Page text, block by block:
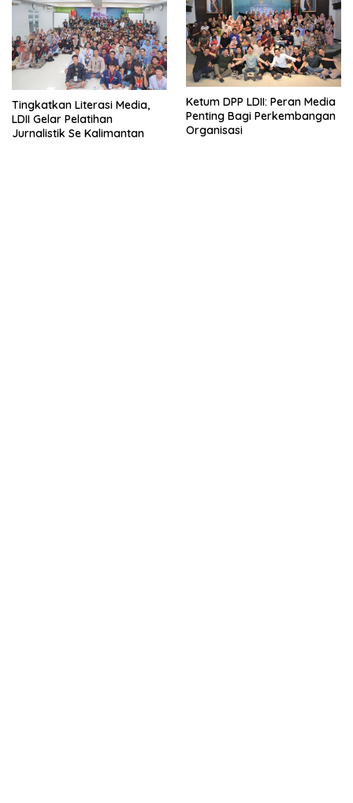
Tingkatkan Literasi Media,
LDII Gelar Pelatihan
Jurnalistik Se Kalimantan
Ketum DPP LDII: Peran Media
Penting Bagi Perkembangan
Organisasi